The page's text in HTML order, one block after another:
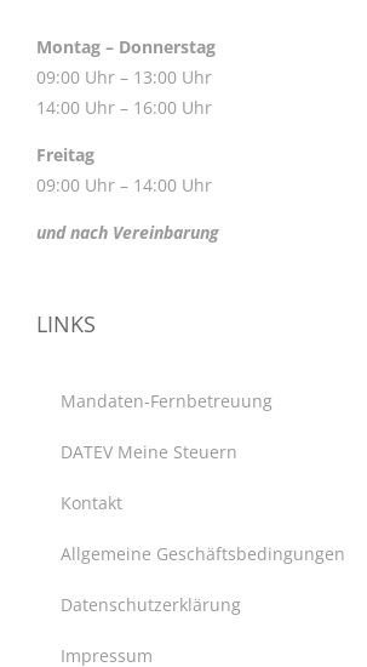
Montag – Donnerstag
09:00 Uhr – 13:00 Uhr
14:00 Uhr – 16:00 Uhr
Freitag
09:00 Uhr – 14:00 Uhr
und nach Vereinbarung
LINKS
Mandaten-Fernbetreuung
DATEV Meine Steuern
Kontakt
Allgemeine Geschäftsbedingungen
Datenschutzerklärung
Impressum